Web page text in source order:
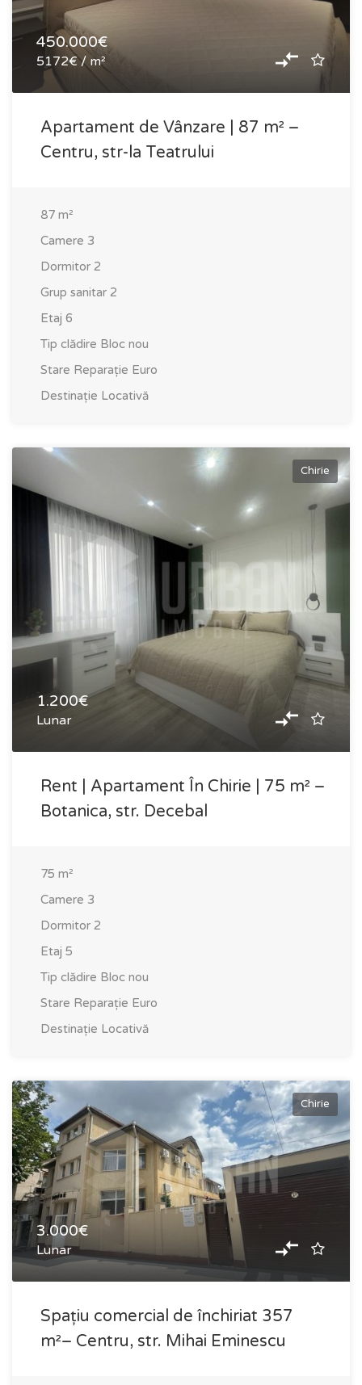
450.000€
5172€ / m²
Apartament de Vânzare | 87 m² –
Centru, str-la Teatrului
87 m²
Camere 3
Dormitor 2
Grup sanitar 2
Etaj 6
Tip clădire Bloc nou
Stare Reparație Euro
Destinație Locativă
Chirie
1.200€
Lunar
Rent | Apartament În Chirie | 75 m² –
Botanica, str. Decebal
75 m²
Camere 3
Dormitor 2
Etaj 5
Tip clădire Bloc nou
Stare Reparație Euro
Destinație Locativă
Chirie
3.000€
Lunar
Spațiu comercial de închiriat 357
m²– Centru, str. Mihai Eminescu